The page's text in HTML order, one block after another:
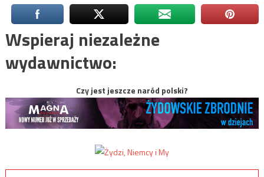
Wspieraj niezależne
wydawnictwo:
Czy jest jeszcze naród polski?